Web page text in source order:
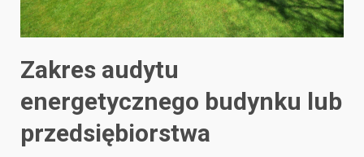
Zakres audytu
energetycznego budynku lub
przedsiębiorstwa